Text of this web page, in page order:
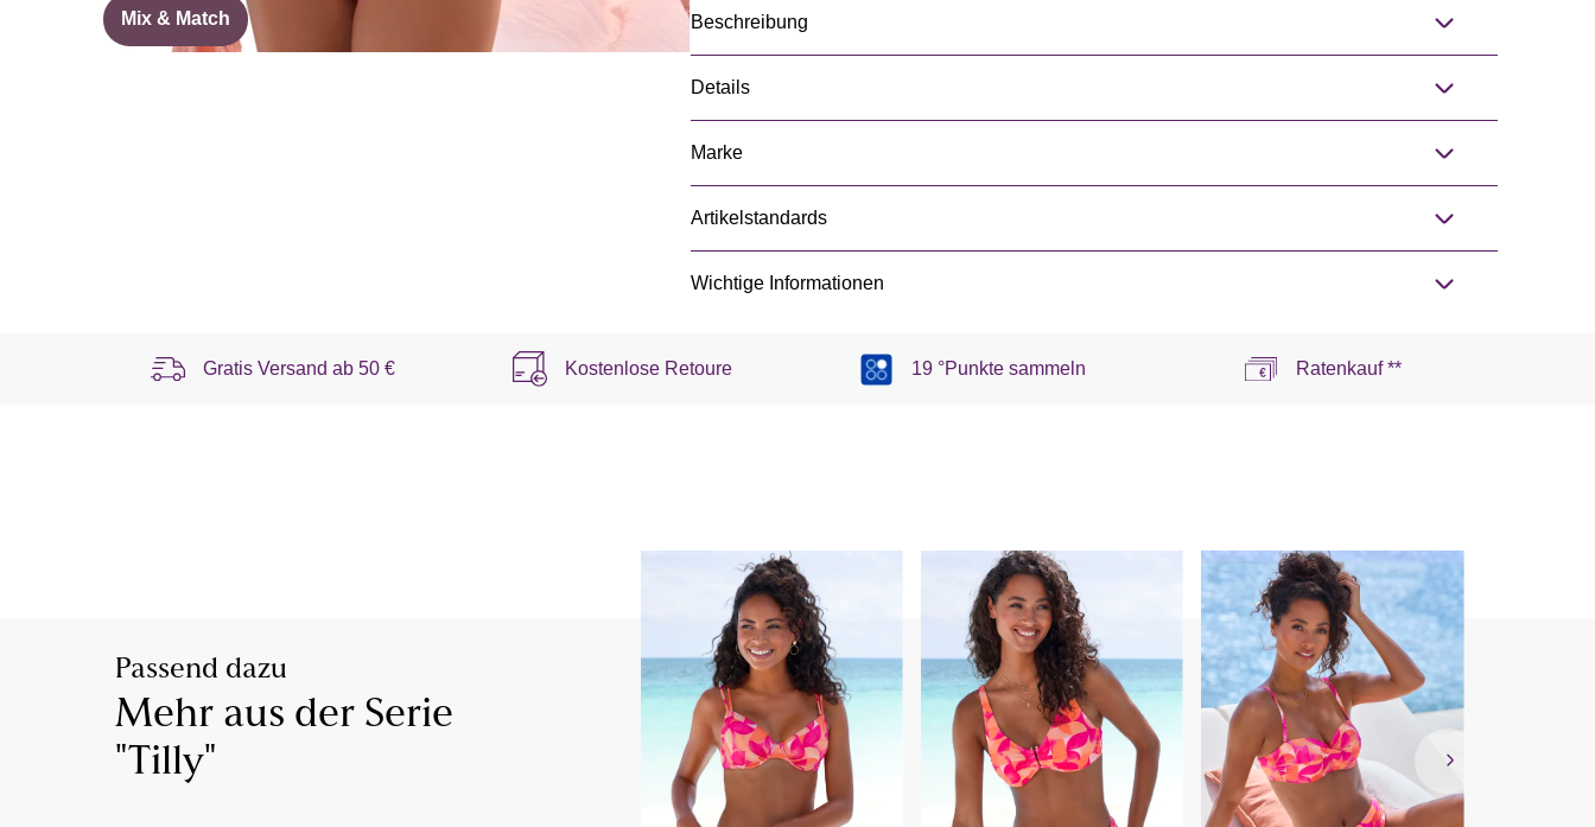
Mix & Match Beschreibung
Details
Marke
Artikelstandards
Wichtige Informationen
Gratis Versand ab 50 € Kostenlose Retoure 19 °Punkte sammeln Ratenkauf **
Passend dazu
Mehr aus der Serie
"Tilly"